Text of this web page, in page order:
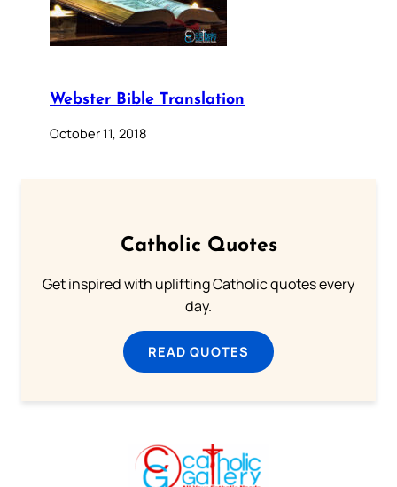
Webster Bible Translation
October 11, 2018
Catholic Quotes
Get inspired with uplifting Catholic quotes every
day.
READ QUOTES